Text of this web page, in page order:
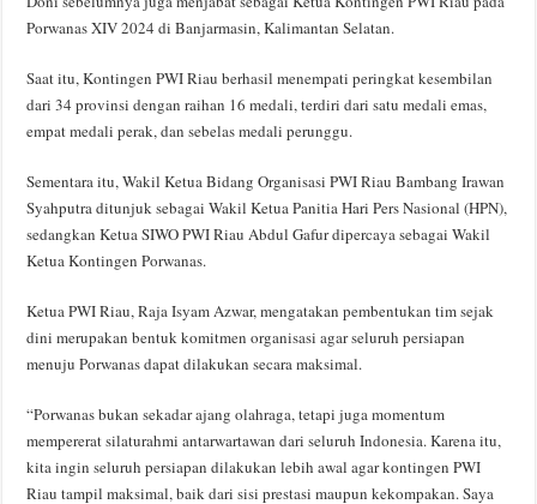
Porwanas XIV 2024 di Banjarmasin, Kalimantan Selatan.
Saat itu, Kontingen PWI Riau berhasil menempati peringkat kesembilan
dari 34 provinsi dengan raihan 16 medali, terdiri dari satu medali emas,
empat medali perak, dan sebelas medali perunggu.
Sementara itu, Wakil Ketua Bidang Organisasi PWI Riau Bambang Irawan
Syahputra ditunjuk sebagai Wakil Ketua Panitia Hari Pers Nasional (HPN),
sedangkan Ketua SIWO PWI Riau Abdul Gafur dipercaya sebagai Wakil
Ketua Kontingen Porwanas.
Ketua PWI Riau, Raja Isyam Azwar, mengatakan pembentukan tim sejak
dini merupakan bentuk komitmen organisasi agar seluruh persiapan
menuju Porwanas dapat dilakukan secara maksimal.
“Porwanas bukan sekadar ajang olahraga, tetapi juga momentum
mempererat silaturahmi antarwartawan dari seluruh Indonesia. Karena itu,
kita ingin seluruh persiapan dilakukan lebih awal agar kontingen PWI
Riau tampil maksimal, baik dari sisi prestasi maupun kekompakan. Saya